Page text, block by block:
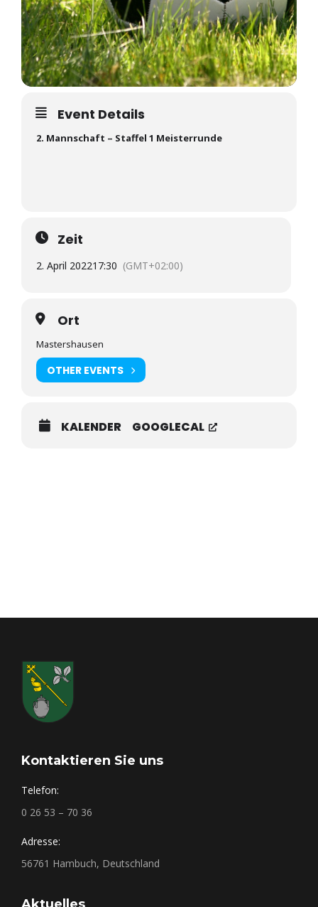
Event Details
2. Mannschaft – Staffel 1 Meisterrunde
Zeit
2. April 202217:30 (GMT+02:00)
Ort
Mastershausen
OTHER EVENTS
KALENDER GOOGLECAL
Kontaktieren Sie uns
Telefon:
0 26 53 – 70 36
Adresse:
56761 Hambuch, Deutschland